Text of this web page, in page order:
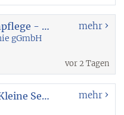
Pflegefachkraft (m/w/d) Altenpflege - Wermelskirchen
gGmbH
mehr
vor 2 Tagen
❤️ Pflegefachkraft (m/w/d) – Kleine Senioren-WG | 20 - 30 Std. | unbefristet mehr